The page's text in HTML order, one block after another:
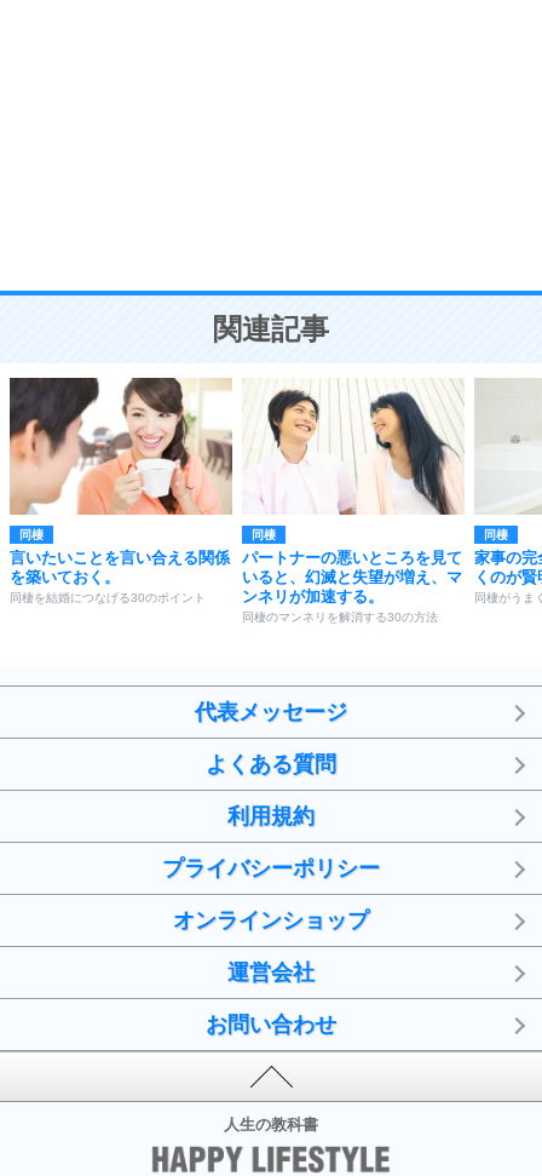
ことが大切。
関連記事
同棲
言いたいことを言い合える関係
を築いておく。
同棲を結婚につなげる30のポイント
同棲
パートナーの悪いところを見て
いると、幻滅と失望が増え、マ
ンネリが加速する。
同棲のマンネリを解消する30の方法
同棲
家事の完
くのが賢
同棲がうま
代表メッセージ
よくある質問
利用規約
プライバシーポリシー
オンラインショップ
運営会社
お問い合わせ
人生の教科書